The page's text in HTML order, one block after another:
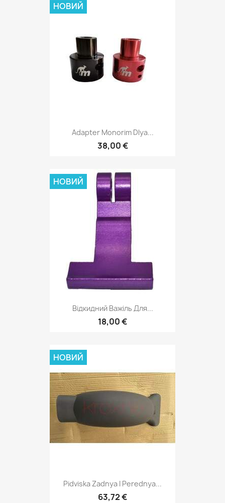
Adapter Monorim Dlya...
38,00 €
НОВИЙ
Відкидний Важіль Для...
18,00 €
НОВИЙ
Pidviska Zadnya I Perednya...
63,72 €
НОВИЙ